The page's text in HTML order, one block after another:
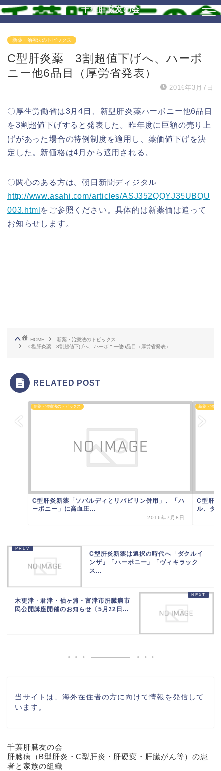
千葉肝臓友の会
新薬・治療法のトピックス
C型肝炎薬 3割超値下げへ、ハーボ
ニー他6品目（厚労省発表）
2016年3月7日
〇厚生労働省は3月4日、新型肝炎薬ハーボニー他6品目
を3割超値下げすると発表した。昨年度に巨額の売り上
げがあった場合の特例制度を適用し、薬価値下げを決
定した。新価格は4月から適用される。
〇関心のある方は、朝日新聞ディジタル
http://www.asahi.com/articles/ASJ352QQYJ35UBQU
003.html をご参照ください。具体的は新薬価は追って
お知らせします。
HOME
新薬・治療法のトピックス
C型肝炎薬 3割超値下げへ、ハーボニー他6品目（厚労省発表）
RELATED POST
新薬・治療法のトピックス
C型肝炎新薬「ソバルディとリバビリン併用」、「ハ
ーボニー」に高血圧...
2016年7月8日
新薬・治療
C型肝
ル、ダ
C型肝炎新薬は選択の時代へ「ダクルイ
ンザ」「ハーボニー」「ヴィキラック
ス...
木更津・君津・袖ヶ浦・富津市肝臓病市
民公開講座開催のお知らせ〔5月22日...
当サイトは、海外在住者の方に向けて情報を発信して
います。
千葉肝臓友の会
肝臓病（B型肝炎・C型肝炎・肝硬変・肝臓がん等）の患
者と家族の組織